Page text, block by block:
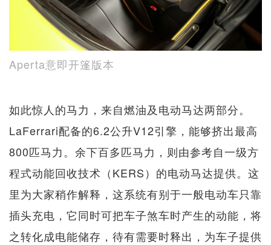
Aperta意即开篷版本
如此惊人的马力，来自燃油及电动马达两部分。
LaFerrari配备的6.2公升V12引擎，能够挤出最高
800匹马力。余下百多匹马力，则由参考自一级方
程式动能回收技术（KERS）的电动马达提供。这
里为大家稍作解释，这系统有别于一般电动车只靠
插头充电，它同时可把车子煞车时产生的动能，将
之转化成电能储存，待有需要时释出，为车子提供